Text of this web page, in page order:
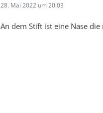
28. Mai 2022 um 20:03
An dem Stift ist eine Nase